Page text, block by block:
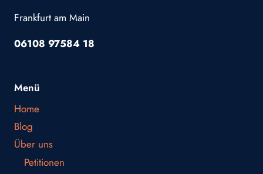
Frankfurt am Main
06108 97584 18
Menü
Home
Blog
Über uns
Petitionen